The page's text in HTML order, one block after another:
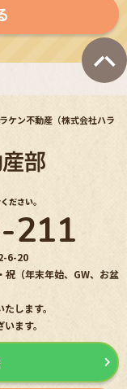
ケン不動産（株式会社ハラ
ださい。
211
6-20
祝（年末年始、GW、お盆
します。
ます。